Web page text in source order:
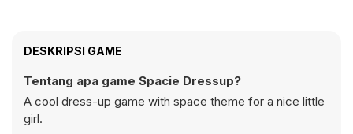
DESKRIPSI GAME
Tentang apa game Spacie Dressup?
A cool dress-up game with space theme for a nice little
girl.